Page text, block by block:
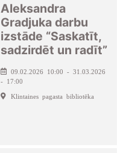
Aleksandra
Gradjuka darbu
izstāde “Saskatīt,
sadzirdēt un radīt”
09.02.2026 10:00 - 31.03.2026
- 17:00
Klintaines pagasta bibliotēka